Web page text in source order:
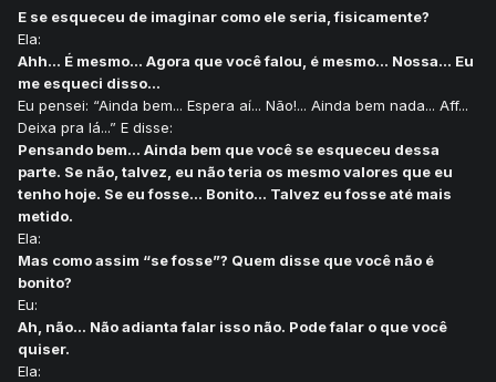
E se esqueceu de imaginar como ele seria, fisicamente?
Ela:
Ahh... É mesmo... Agora que você falou, é mesmo... Nossa... Eu
me esqueci disso...
Eu pensei: “Ainda bem... Espera aí... Não!... Ainda bem nada... Aff...
Deixa pra lá...” E disse:
Pensando bem... Ainda bem que você se esqueceu dessa
parte. Se não, talvez, eu não teria os mesmo valores que eu
tenho hoje. Se eu fosse... Bonito... Talvez eu fosse até mais
metido.
Ela:
Mas como assim “se fosse”? Quem disse que você não é
bonito?
Eu:
Ah, não... Não adianta falar isso não. Pode falar o que você
quiser.
Ela: